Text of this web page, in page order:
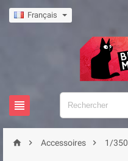
Français

  Accessoires  1/350